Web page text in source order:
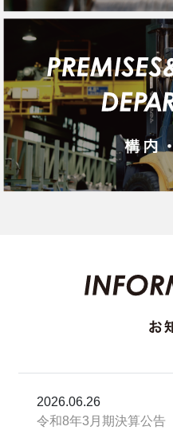
2026.06.26
令和8年3月期決算公告